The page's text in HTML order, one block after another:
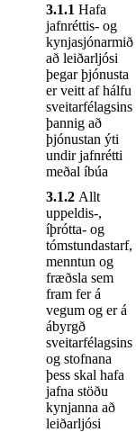
3.1.1 Hafa
jafnréttis- og
kynjasjónarmið
að leiðarljósi
þegar þjónusta
er veitt af hálfu
sveitarfélagsins
þannig að
þjónustan ýti
undir jafnrétti
meðal íbúa
3.1.2 Allt
uppeldis-,
íþrótta- og
tómstundastarf,
menntun og
fræðsla sem
fram fer á
vegum og er á
ábyrgð
sveitarfélagsins
og stofnana
þess skal hafa
jafna stöðu
kynjanna að
leiðarljósi